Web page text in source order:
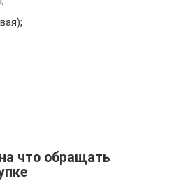
что обращать